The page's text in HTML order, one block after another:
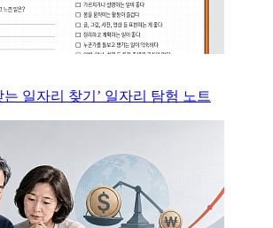
는 일자리 찾기’ 일자리 탐험 노트